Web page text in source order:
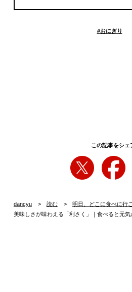
#おにぎり
この記事をシェ
dancyu 読む 明日、どこに食べに行
美味しさが味わえる「利さく」｜食べると元